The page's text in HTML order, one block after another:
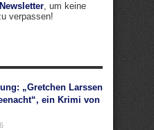
, um keine
verpassen!
„Gretchen Larssen
ein Krimi von